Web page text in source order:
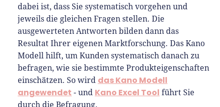
dabei ist, dass Sie systematisch vorgehen und
jeweils die gleichen Fragen stellen. Die
ausgewerteten Antworten bilden dann das
Resultat Ihrer eigenen Marktforschung. Das Kano
Modell hilft, um Kunden systematisch danach zu
befragen, wie sie bestimmte Produkteigenschaften
einschätzen. So wird das Kano Modell
angewendet - und Kano Excel Tool führt Sie
durch die Befragung.